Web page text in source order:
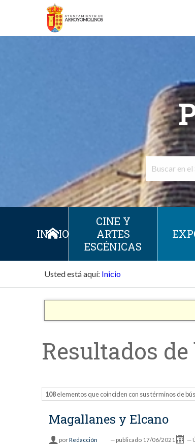
INICIO
CINE Y
ARTES
ESCÉNICAS
Usted está aquí: Inicio
Resultados
108elementos que coinciden con sus términos de
Magallanes y Elcano
porRedacción — publicado17/06/2021 —